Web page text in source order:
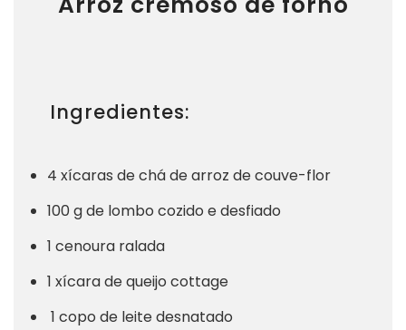
Ingredientes:
4 xícaras de chá de arroz de couve-flor
100 g de lombo cozido e desfiado
1 cenoura ralada
1 xícara de queijo cottage
1 copo de leite desnatado